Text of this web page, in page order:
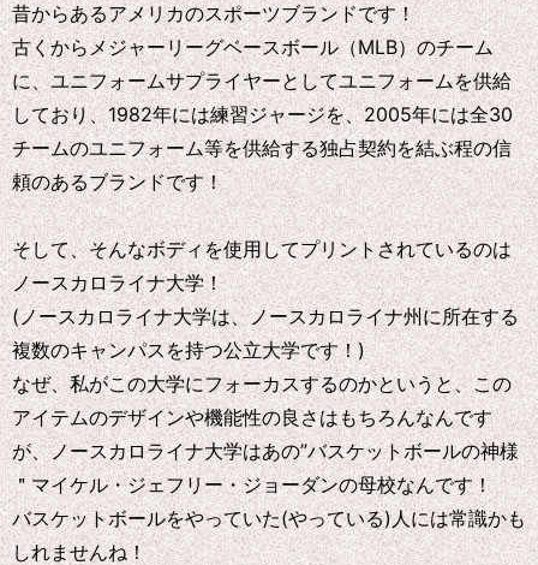
昔からあるアメリカのスポーツブランドです！
古くからメジャーリーグベースボール（MLB）のチーム
に、ユニフォームサプライヤーとしてユニフォームを供給
しており、1982年には練習ジャージを、2005年には全30
チームのユニフォーム等を供給する独占契約を結ぶ程の信
頼のあるブランドです！
そして、そんなボディを使用してプリントされているのは
ノースカロライナ大学！
(ノースカロライナ大学は、ノースカロライナ州に所在する
複数のキャンパスを持つ公立大学です！)
なぜ、私がこの大学にフォーカスするのかというと、この
アイテムのデザインや機能性の良さはもちろんなんです
が、ノースカロライナ大学はあの”バスケットボールの神様
＂マイケル・ジェフリー・ジョーダンの母校なんです！
バスケットボールをやっていた(やっている)人には常識かも
しれませんね！